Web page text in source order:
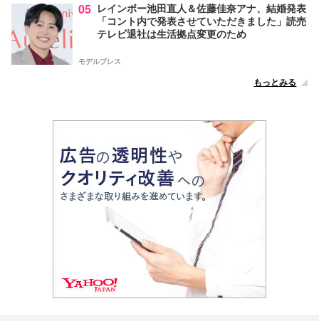
05 レインボー池田直人＆佐藤佳奈アナ、結婚発表
「コント内で発表させていただきました」読売
テレビ退社は生活拠点変更のため
モデルプレス
もっとみる